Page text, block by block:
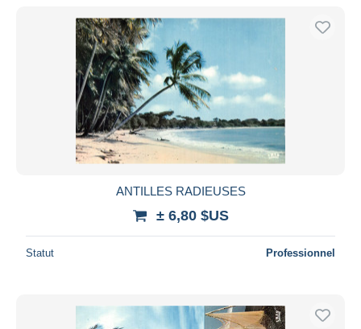
ANTILLES RADIEUSES
± 6,80 $US
Statut Professionnel